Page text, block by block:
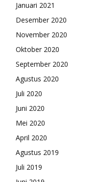
Januari 2021
Desember 2020
November 2020
Oktober 2020
September 2020
Agustus 2020
Juli 2020
Juni 2020
Mei 2020
April 2020
Agustus 2019
Juli 2019